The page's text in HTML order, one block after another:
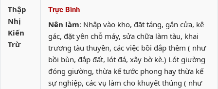
Thập
Nhị
Kiến
Trừ
Trực Bình
Nên làm: Nhập vào kho, đặt táng, gắn cửa, kê
gác, đặt yên chỗ máy, sửa chữa làm tàu, khai
trương tàu thuyền, các việc bồi đắp thêm ( như
bồi bùn, đắp đất, lót đá, xây bờ kè.) Lót giường
đóng giường, thừa kế tước phong hay thừa kế
sự nghiệp, các vụ làm cho khuyết thủng ( như